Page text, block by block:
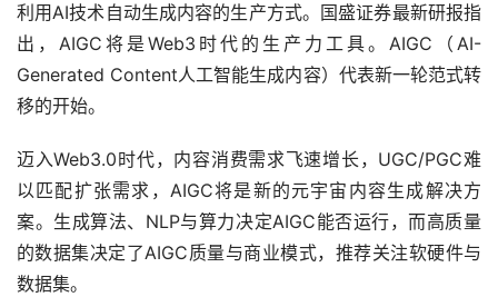
利用AI技术自动生成内容的生产方式。国盛证券最新研报指
出，AIGC将是Web3时代的生产力工具。AIGC（AI-
Generated Content人工智能生成内容）代表新一轮范式转
移的开始。
迈入Web3.0时代，内容消费需求飞速增长，UGC/PGC难
以匹配扩张需求，AIGC将是新的元宇宙内容生成解决方
案。生成算法、NLP与算力决定AIGC能否运行，而高质量
的数据集决定了AIGC质量与商业模式，推荐关注软硬件与
数据集。